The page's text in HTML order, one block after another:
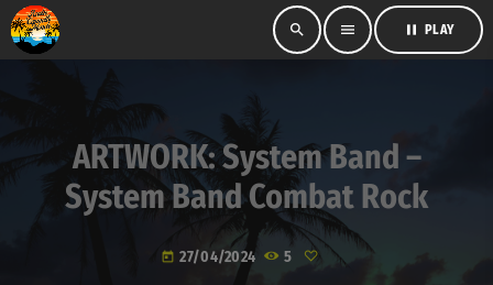
search menu pause PLAY
ARTWORK: System Band –
System Band Combat Rock
today 27/04/2024 5